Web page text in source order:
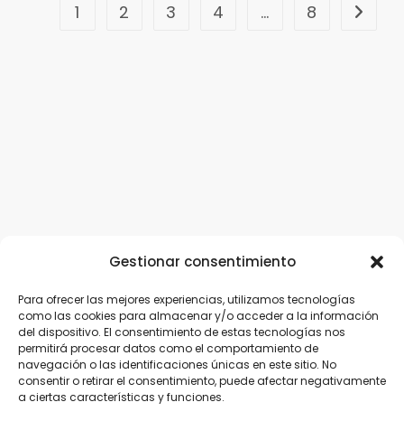
Gestionar consentimiento
Para ofrecer las mejores experiencias, utilizamos tecnologías
como las cookies para almacenar y/o acceder a la información
del dispositivo. El consentimiento de estas tecnologías nos
permitirá procesar datos como el comportamiento de
navegación o las identificaciones únicas en este sitio. No
consentir o retirar el consentimiento, puede afectar negativamente
a ciertas características y funciones.
1 2 3 4 … 8